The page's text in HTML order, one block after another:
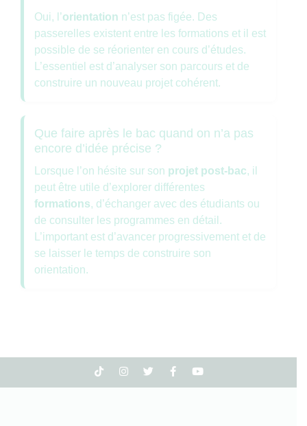
Oui, l’orientation n’est pas figée. Des
passerelles existent entre les formations et il est
possible de se réorienter en cours d’études.
L’essentiel est d’analyser son parcours et de
construire un nouveau projet cohérent.
Que faire après le bac quand on n’a pas
encore d’idée précise ?
Lorsque l’on hésite sur son projet post-bac, il
peut être utile d’explorer différentes
formations, d’échanger avec des étudiants ou
de consulter les programmes en détail.
L’important est d’avancer progressivement et de
se laisser le temps de construire son
orientation.